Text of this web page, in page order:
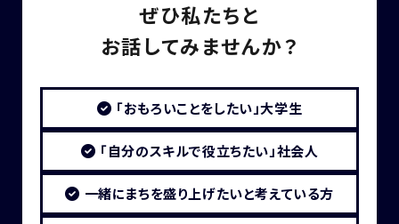
ぜひ私たちと
お話してみませんか？
「おもろいことをしたい」大学生
「自分のスキルで役立ちたい」社会人
一緒にまちを盛り上げたいと考えている方